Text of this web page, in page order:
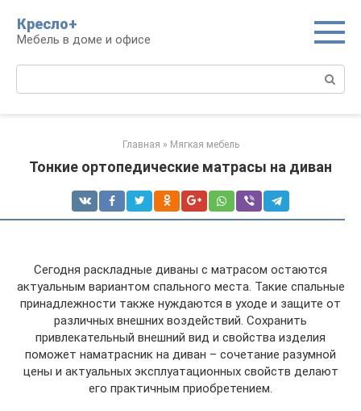
контенту
Кресло+
Мебель в доме и офисе
Главная » Мягкая мебель
Тонкие ортопедические матрасы на диван
Сегодня раскладные диваны с матрасом остаются
актуальным вариантом спального места. Такие спальные
принадлежности также нуждаются в уходе и защите от
различных внешних воздействий. Сохранить
привлекательный внешний вид и свойства изделия
поможет наматрасник на диван – сочетание разумной
цены и актуальных эксплуатационных свойств делают
его практичным приобретением.